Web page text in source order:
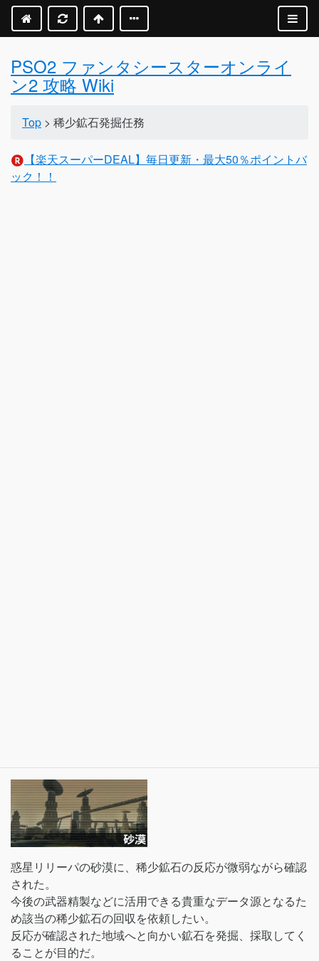
PSO2 ファンタシースターオンライ
ン2 攻略 Wiki
Top > 稀少鉱石発掘任務
【楽天スーパーDEAL】毎日更新・最大50％ポイントバ
ック！！
惑星リリーパの砂漠に、稀少鉱石の反応が微弱ながら確認
された。
今後の武器精製などに活用できる貴重なデータ源となるた
め該当の稀少鉱石の回収を依頼したい。
反応が確認された地域へと向かい鉱石を発掘、採取してく
ることが目的だ。